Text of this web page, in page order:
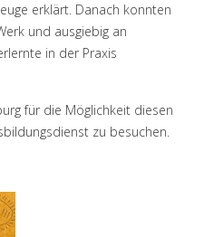
erklärt. Danach konnten
und ausgiebig an
in der Praxis
für die Möglichkeit diesen
zu besuchen.